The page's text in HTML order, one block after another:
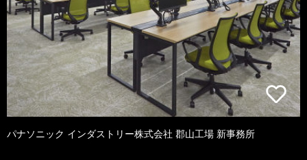
パナソニック インダストリー株式会社 郡山工場 新事務所